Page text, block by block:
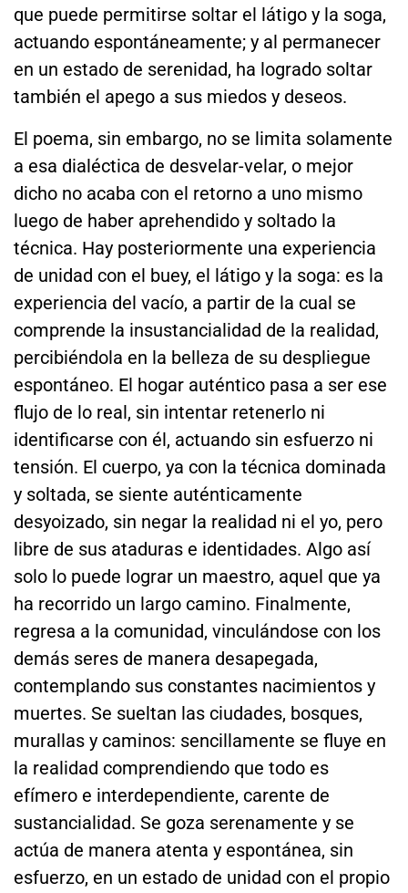
que puede permitirse soltar el látigo y la soga,
actuando espontáneamente; y al permanecer
en un estado de serenidad, ha logrado soltar
también el apego a sus miedos y deseos.
El poema, sin embargo, no se limita solamente
a esa dialéctica de desvelar-velar, o mejor
dicho no acaba con el retorno a uno mismo
luego de haber aprehendido y soltado la
técnica. Hay posteriormente una experiencia
de unidad con el buey, el látigo y la soga: es la
experiencia del vacío, a partir de la cual se
comprende la insustancialidad de la realidad,
percibiéndola en la belleza de su despliegue
espontáneo. El hogar auténtico pasa a ser ese
flujo de lo real, sin intentar retenerlo ni
identificarse con él, actuando sin esfuerzo ni
tensión. El cuerpo, ya con la técnica dominada
y soltada, se siente auténticamente
desyoizado, sin negar la realidad ni el yo, pero
libre de sus ataduras e identidades. Algo así
solo lo puede lograr un maestro, aquel que ya
ha recorrido un largo camino. Finalmente,
regresa a la comunidad, vinculándose con los
demás seres de manera desapegada,
contemplando sus constantes nacimientos y
muertes. Se sueltan las ciudades, bosques,
murallas y caminos: sencillamente se fluye en
la realidad comprendiendo que todo es
efímero e interdependiente, carente de
sustancialidad. Se goza serenamente y se
actúa de manera atenta y espontánea, sin
esfuerzo, en un estado de unidad con el propio